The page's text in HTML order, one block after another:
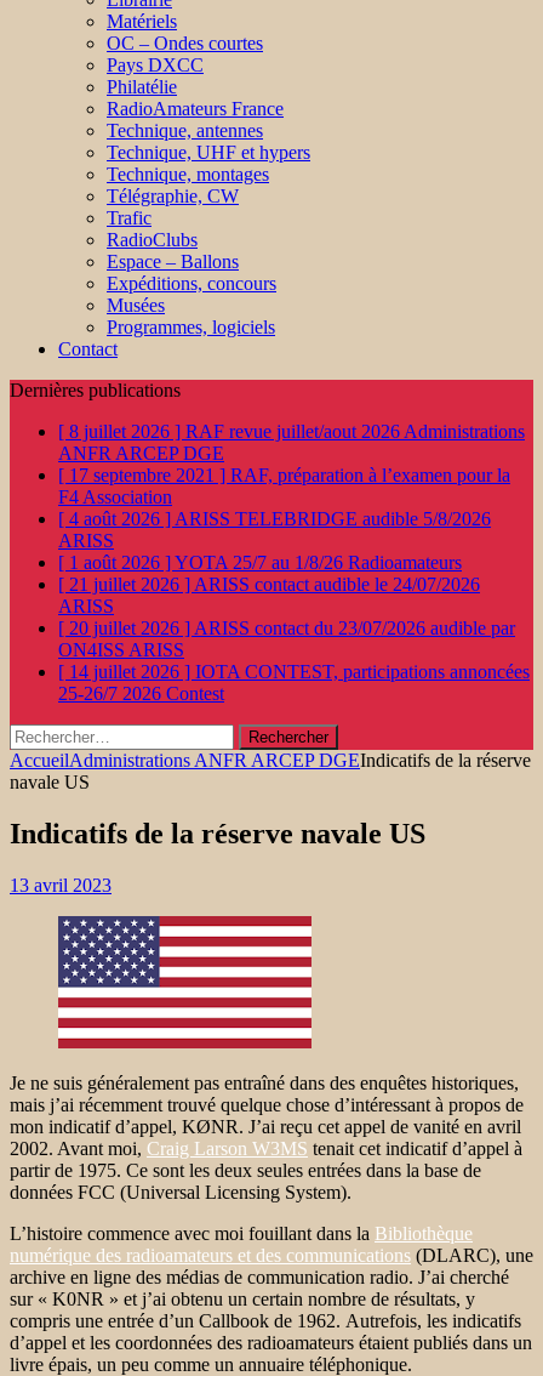
Matériels
OC – Ondes courtes
Pays DXCC
Philatélie
RadioAmateurs France
Technique, antennes
Technique, UHF et hypers
Technique, montages
Télégraphie, CW
Trafic
RadioClubs
Espace – Ballons
Expéditions, concours
Musées
Programmes, logiciels
Contact
Dernières publications
[ 8 juillet 2026 ] RAF revue juillet/aout 2026 Administrations
ANFR ARCEP DGE
[ 17 septembre 2021 ] RAF, préparation à l’examen pour la
F4 Association
[ 4 août 2026 ] ARISS TELEBRIDGE audible 5/8/2026
ARISS
[ 1 août 2026 ]YOTA 25/7 au 1/8/26 Radioamateurs
[ 21 juillet 2026 ] ARISS contact audible le 24/07/2026
ARISS
[ 20 juillet 2026 ] ARISS contact du 23/07/2026 audible par
ON4ISS ARISS
[ 14 juillet 2026 ] IOTA CONTEST, participations annoncées
25-26/7 2026 Contest
Rechercher :
AccueilAdministrations ANFR ARCEP DGEIndicatifs de la réserve
navale US
Indicatifs de la réserve navale US
13 avril 2023
Je ne suis généralement pas entraîné dans des enquêtes historiques,
mais j’ai récemment trouvé quelque chose d’intéressant à propos de
mon indicatif d’appel, KØNR. J’ai reçu cet appel de vanité en avril
2002. Avant moi, Craig Larson W3MS tenait cet indicatif d’appel à
partir de 1975. Ce sont les deux seules entrées dans la base de
données FCC (Universal Licensing System).
L’histoire commence avec moi fouillant dans la Bibliothèque
numérique des radioamateurs et des communications (DLARC), une
archive en ligne des médias de communication radio. J’ai cherché
sur « K0NR » et j’ai obtenu un certain nombre de résultats, y
compris une entrée d’un Callbook de 1962. Autrefois, les indicatifs
d’appel et les coordonnées des radioamateurs étaient publiés dans un
livre épais, un peu comme un annuaire téléphonique.